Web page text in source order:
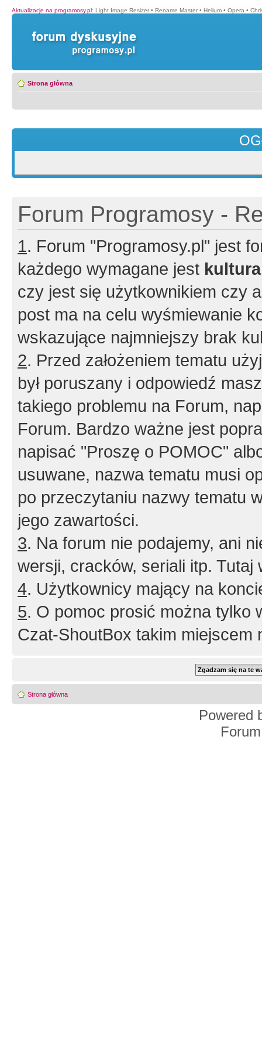
Aktualizacje na programosy.pl: Light Image Resizer • Rename Master • Helium • Opera •
Strona główna
Forum Programosy -
1. Forum "Programosy.pl" jest
każdego wymagane jest
czy jest się użytkownikiem czy
post ma na celu wyśmiewanie
wskazujące najmniejszy brak
2. Przed założeniem tematu
był poruszany i odpowiedź
takiego problemu na Forum,
Forum. Bardzo ważne jest
napisać "Proszę o POMOC"
usuwane, nazwa tematu musi
po przeczytaniu nazwy tematu
jego zawartości.
3. Na forum nie podajemy, ani
wersji, cracków, seriali itp. Tutaj
4. Użytkownicy mający na
5. O pomoc prosić można tylko
Czat-ShoutBox takim miejscem
Strona główna
Powered